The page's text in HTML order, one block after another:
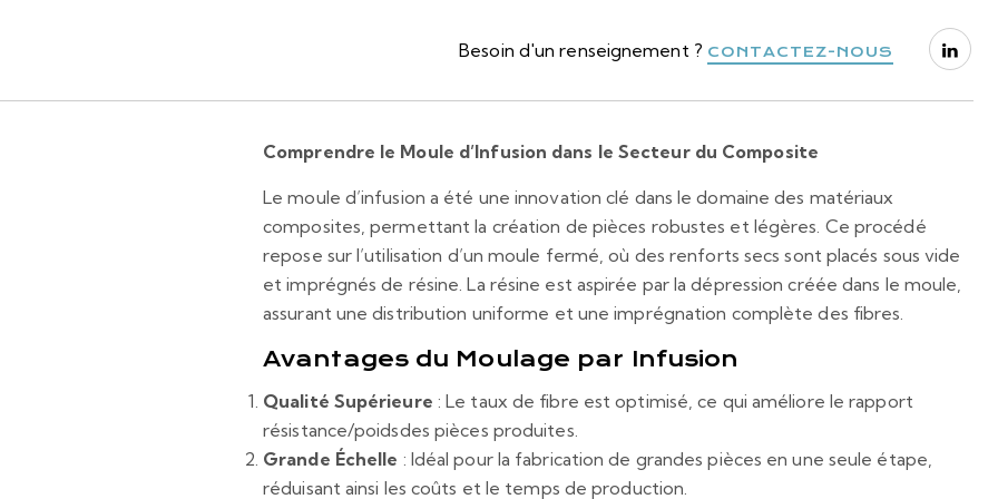
Besoin d'un renseignement ? CONTACTEZ-NOUS
Comprendre le Moule d’Infusion dans le Secteur du Composite
Le moule d’infusion a été une innovation clé dans le domaine des matériaux
composites, permettant la création de pièces robustes et légères. Ce procédé
repose sur l’utilisation d’un moule fermé, où des renforts secs sont placés sous vide
et imprégnés de résine. La résine est aspirée par la dépression créée dans le moule,
assurant une distribution uniforme et une imprégnation complète des fibres.
Avantages du Moulage par Infusion
Qualité Supérieure : Le taux de fibre est optimisé, ce qui améliore le rapport
résistance/poidsdes pièces produites.
Grande Échelle : Idéal pour la fabrication de grandes pièces en une seule étape,
réduisant ainsi les coûts et le temps de production.